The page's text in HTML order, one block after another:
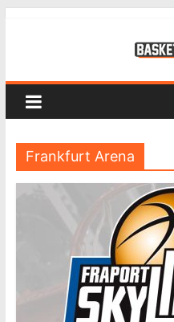
Frankfurt Arena